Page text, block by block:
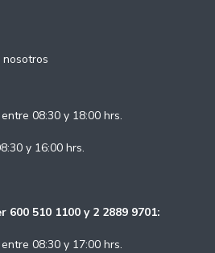
08:30 y 18:00 hrs.
y 16:00 hrs.
510 1100 y 2 2889 9701:
08:30 y 17:00 hrs.